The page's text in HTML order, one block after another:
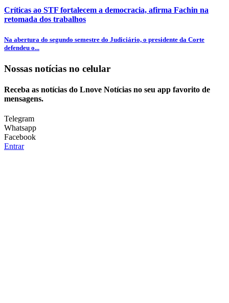
Críticas ao STF fortalecem a democracia, afirma Fachin na
retomada dos trabalhos
Na abertura do segundo semestre do Judiciário, o presidente da Corte
defendeu o...
Nossas notícias no celular
Receba as notícias do Lnove Notícias no seu app favorito de
mensagens.
Telegram
Whatsapp
Facebook
Entrar